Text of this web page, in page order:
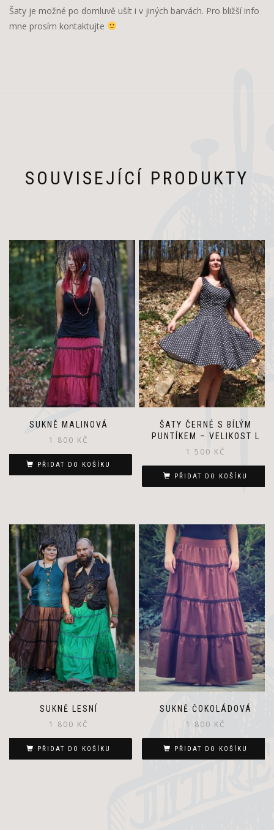
Šaty je možné po domluvě ušít i v jiných barvách. Pro bližší info
mne prosím kontaktujte
SOUVISEJÍCÍ PRODUKTY
SUKNĚ MALINOVÁ
1 800 KČ
PŘIDAT DO KOŠÍKU
ŠATY ČERNÉ S BÍLÝM
PUNTÍKEM – VELIKOST L
1 500 KČ
PŘIDAT DO KOŠÍKU
SUKNĚ LESNÍ
1 800 KČ
PŘIDAT DO KOŠÍKU
SUKNĚ ČOKOLÁDOVÁ
1 800 KČ
PŘIDAT DO KOŠÍKU